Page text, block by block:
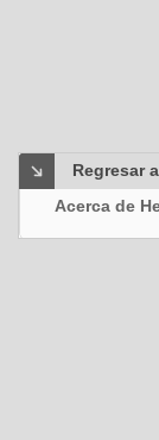
Regresar
Acerca de